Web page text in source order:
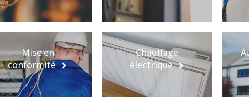
Mise en
conformité
Chauffage
électrique